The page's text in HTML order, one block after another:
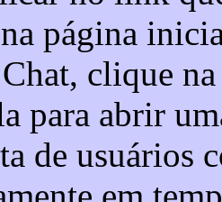
página
clique
para abrir
de usuários